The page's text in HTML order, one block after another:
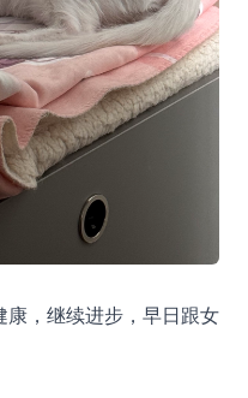
，继续进步，早日跟女